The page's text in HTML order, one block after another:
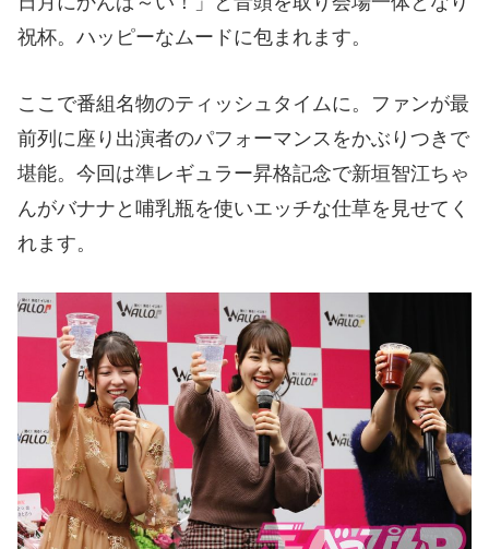
祝杯。ハッピーなムードに包まれます。
ここで番組名物のティッシュタイムに。ファンが最
前列に座り出演者のパフォーマンスをかぶりつきで
堪能。今回は準レギュラー昇格記念で新垣智江ちゃ
んがバナナと哺乳瓶を使いエッチな仕草を見せてく
れます。